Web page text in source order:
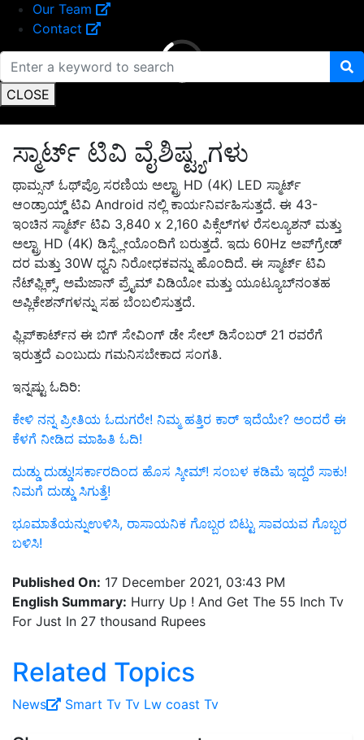
Our Team
Contact
CLOSE
ಸ್ಮಾರ್ಟ್ ಟಿವಿ ವೈಶಿಷ್ಟ್ಯಗಳು
ಥಾಮ್ಸನ್ ಓಥ್‌ಪ್ರೊ ಸರಣಿಯ ಅಲ್ಟ್ರಾ HD (4K) LED ಸ್ಮಾರ್ಟ್
ಆಂಡ್ರಾಯ್ಡ್ ಟಿವಿ Android ನಲ್ಲಿ ಕಾರ್ಯನಿರ್ವಹಿಸುತ್ತದೆ. ಈ 43-
ಇಂಚಿನ ಸ್ಮಾರ್ಟ್ ಟಿವಿ 3,840 x 2,160 ಪಿಕ್ಸೆಲ್‌ಗಳ ರೆಸಲ್ಯೂಶನ್ ಮತ್ತು
ಅಲ್ಟ್ರಾ HD (4K) ಡಿಸ್ಪ್ಲೇಯೊಂದಿಗೆ ಬರುತ್ತದೆ. ಇದು 60Hz ಅಪ್‌ಗ್ರೇಡ್
ದರ ಮತ್ತು 30W ಧ್ವನಿ ನಿರೋಧಕವನ್ನು ಹೊಂದಿದೆ. ಈ ಸ್ಮಾರ್ಟ್ ಟಿವಿ
ನೆಟ್‌ಫ್ಲಿಕ್ಸ್, ಅಮೆಜಾನ್ ಪ್ರೈಮ್ ವಿಡಿಯೋ ಮತ್ತು ಯೂಟ್ಯೂಬ್‌ನಂತಹ
ಅಪ್ಲಿಕೇಶನ್‌ಗಳನ್ನು ಸಹ ಬೆಂಬಲಿಸುತ್ತದೆ.
ಫ್ಲಿಪ್‌ಕಾರ್ಟ್‌ನ ಈ ಬಿಗ್ ಸೇವಿಂಗ್ ಡೇ ಸೇಲ್ ಡಿಸೆಂಬರ್ 21 ರವರೆಗೆ
ಇರುತ್ತದೆ ಎಂಬುದು ಗಮನಿಸಬೇಕಾದ ಸಂಗತಿ.
ಇನ್ನಷ್ಟು ಓದಿರಿ:
ಕೇಳಿ ನನ್ನ ಪ್ರೀತಿಯ ಓದುಗರೇ! ನಿಮ್ಮ ಹತ್ತಿರ ಕಾರ್ ಇದೆಯೇ? ಅಂದರೆ ಈ
ಕೆಳಗೆ ನೀಡಿದ ಮಾಹಿತಿ ಓದಿ!
ದುಡ್ಡು ದುಡ್ಡು!ಸರ್ಕಾರದಿಂದ ಹೊಸ ಸ್ಕೀಮ್! ಸಂಬಳ ಕಡಿಮೆ ಇದ್ದರೆ ಸಾಕು!
ನಿಮಗೆ ದುಡ್ಡು ಸಿಗುತ್ತೆ!
ಭೂಮಾತೆಯನ್ನುಉಳಿಸಿ, ರಾಸಾಯನಿಕ ಗೊಬ್ಬರ ಬಿಟ್ಟು ಸಾವಯವ ಗೊಬ್ಬರ
ಬಳಿಸಿ!
Published On: 17 December 2021, 03:43 PM
English Summary: Hurry Up ! And Get The 55 Inch Tv
For Just In 27 thousand Rupees
Related Topics
News Smart Tv Tv Lw coast Tv